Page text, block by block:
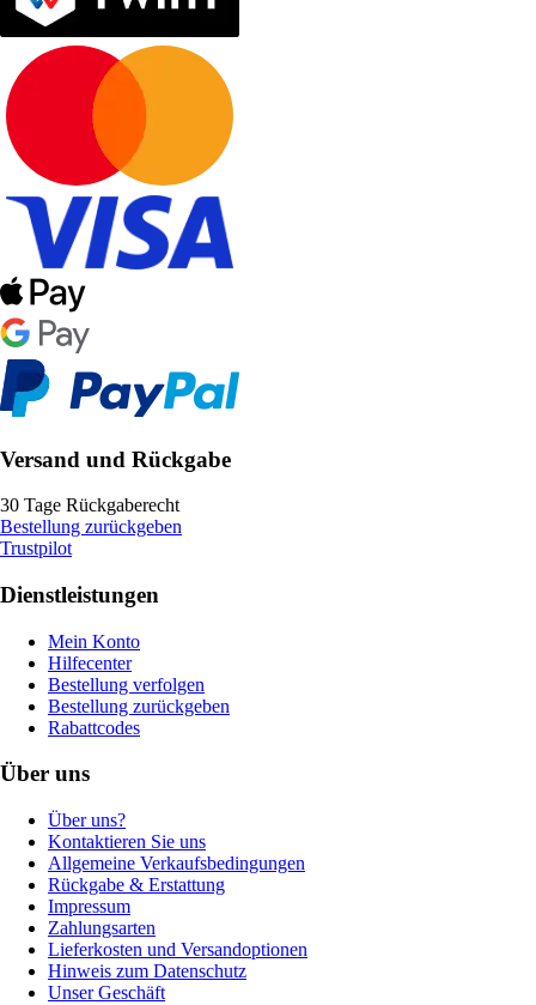
Versand und Rückgabe
30 Tage Rückgaberecht
Bestellung zurückgeben
Trustpilot
Dienstleistungen
Mein Konto
Hilfecenter
Bestellung verfolgen
Bestellung zurückgeben
Rabattcodes
Über uns
Über uns?
Kontaktieren Sie uns
Allgemeine Verkaufsbedingungen
Rückgabe & Erstattung
Impressum
Zahlungsarten
Lieferkosten und Versandoptionen
Hinweis zum Datenschutz
Unser Geschäft